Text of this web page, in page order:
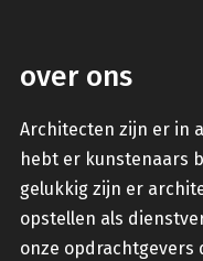
over ons
Architecten zijn er in
hebt er kunstenaars
gelukkig zijn er
opstellen als
onze opdrachtgevers